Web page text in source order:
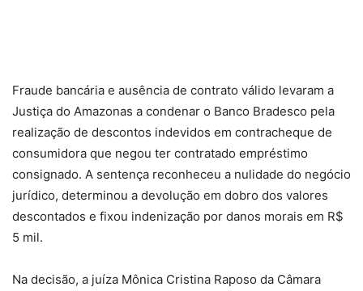
Fraude bancária e ausência de contrato válido levaram a
Justiça do Amazonas a condenar o Banco Bradesco pela
realização de descontos indevidos em contracheque de
consumidora que negou ter contratado empréstimo
consignado. A sentença reconheceu a nulidade do negócio
jurídico, determinou a devolução em dobro dos valores
descontados e fixou indenização por danos morais em R$
5 mil.
Na decisão, a juíza Mônica Cristina Raposo da Câmara